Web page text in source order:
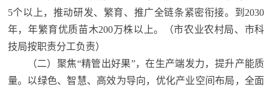
5个以上，推动研发、繁育、推广全链条紧密衔接。到2030
年，年繁育优质苗木200万株以上。
（市农业农村局、市科
技局按职责分工负责）
（二）聚焦“精管出好果”，在生产端发力，提升产能质
量。以绿色、智慧、高效为导向，优化产业空间布局，全面